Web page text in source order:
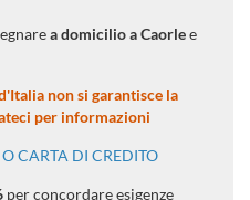
a domicilio a Caorlee
non si garantisce la
per informazioni
CARTA DI CREDITO
per concordare esigenze